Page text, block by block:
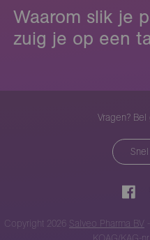
Waarom slik je
zuig je op een
Vragen? Bel
Copyright 2026 Salveo Pharma BV